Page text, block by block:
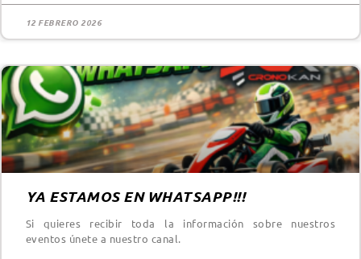
12 FEBRERO 2026
YA ESTAMOS EN WHATSAPP!!!
Si quieres recibir toda la información sobre nuestros
eventos únete a nuestro canal.